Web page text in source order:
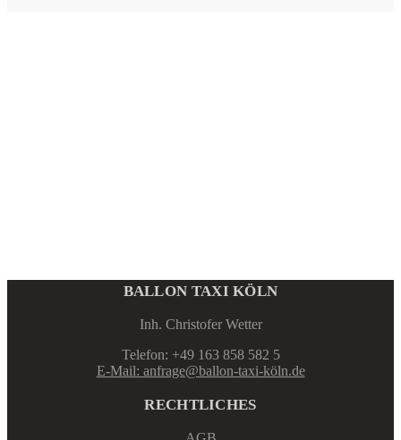
BALLON TAXI KÖLN
Inh. Christofer Wetter
Telefon: +49 163 858 582 5
E-Mail: anfrage@ballon-taxi-köln.de
RECHTLICHES